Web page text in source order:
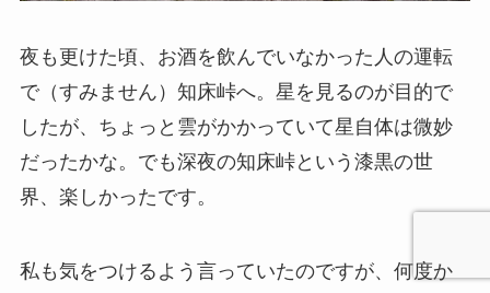
夜も更けた頃、お酒を飲んでいなかった人の運転
で（すみません）知床峠へ。星を見るのが目的で
したが、ちょっと雲がかかっていて星自体は微妙
だったかな。でも深夜の知床峠という漆黒の世
界、楽しかったです。
私も気をつけるよう言っていたのですが、何度か